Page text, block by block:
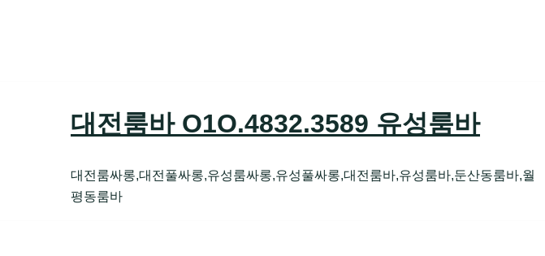
대전룸바 O1O.4832.3589 유성룸바
대전룸싸롱,대전풀싸롱,유성룸싸롱,유성풀싸롱,대전룸바,유성룸바,둔산동룸바,월
평동룸바